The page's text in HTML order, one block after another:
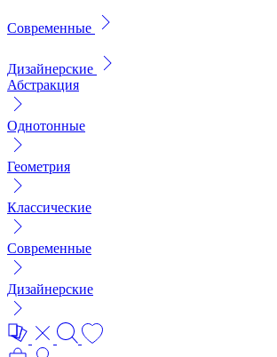
Современные
Дизайнерские
Абстракция
Однотонные
Геометрия
Классические
Современные
Дизайнерские